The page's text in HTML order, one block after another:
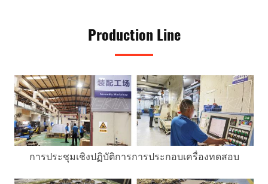
Production Line
การประชุมเชิงปฏิบัติการการประกอบเครื่องทดสอบ